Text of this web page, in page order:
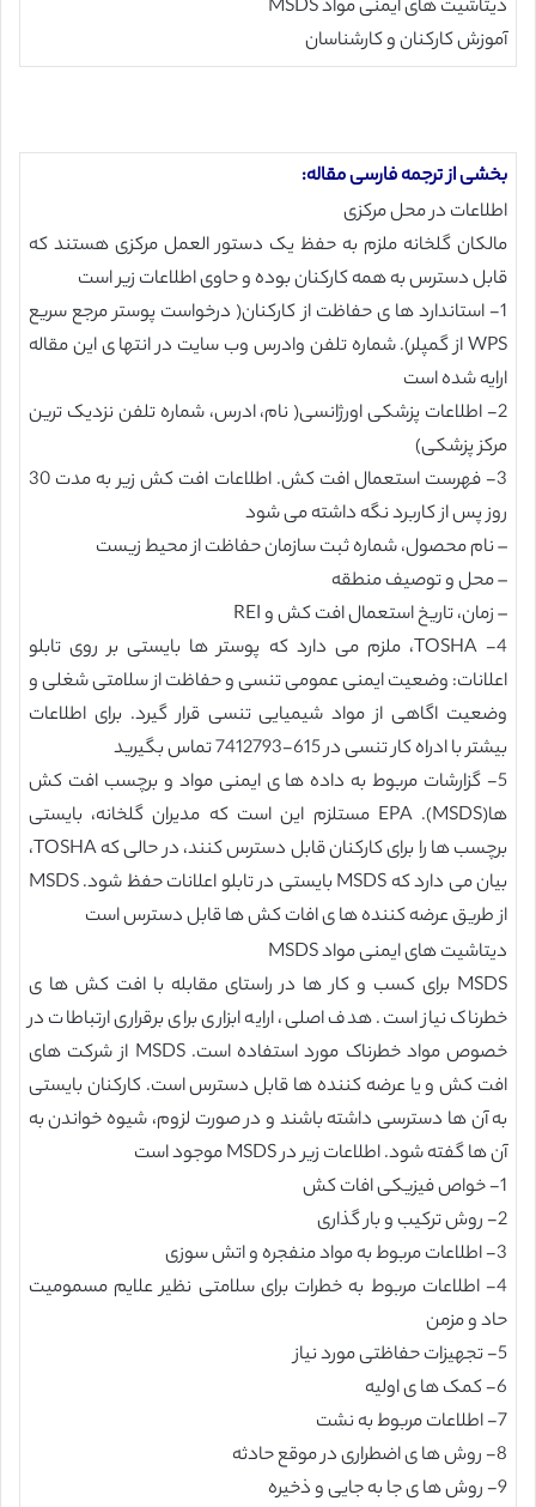
دیتاشیت های ایمنی مواد MSDS
آموزش کارکنان و کارشناسان
بخشی از ترجمه فارسی مقاله:
اطلاعات در محل مرکزی
مالکان گلخانه ملزم به حفظ یک دستور العمل مرکزی هستند که
قابل دسترس به همه کارکنان بوده و حاوی اطلاعات زیر است
1- استاندارد ها ی حفاظت از کارکنان( درخواست پوستر مرجع سریع
WPS از گمپلر). شماره تلفن وادرس وب سایت در انتها ی این مقاله
ارایه شده است
2- اطلاعات پزشکی اورژانسی( نام، ادرس، شماره تلفن نزدیک ترین
مرکز پزشکی)
3- فهرست استعمال افت کش. اطلاعات افت کش زیر به مدت 30
روز پس از کاربرد نگه داشته می شود
– نام محصول، شماره ثبت سازمان حفاظت از محیط زیست
– محل و توصیف منطقه
– زمان، تاریخ استعمال افت کش و REI
4- TOSHA، ملزم می دارد که پوستر ها بایستی بر روی تابلو
اعلانات: وضعیت ایمنی عمومی تنسی و حفاظت از سلامتی شغلی و
وضعیت اگاهی از مواد شیمیایی تنسی قرار گیرد. برای اطلاعات
بیشتر با ادراه کار تنسی در 615-7412793 تماس بگیرید
5- گزارشات مربوط به داده ها ی ایمنی مواد و برچسب افت کش
ها(MSDS). EPA مستلزم این است که مدیران گلخانه، بایستی
برچسب ها را برای کارکنان قابل دسترس کنند، در حالی که TOSHA،
بیان می دارد که MSDS بایستی در تابلو اعلانات حفظ شود. MSDS
از طریق عرضه کننده ها ی افات کش ها قابل دسترس است
دیتاشیت های ایمنی مواد MSDS
MSDS برای کسب و کار ها در راستای مقابله با افت کش ها ی
خطرناک نیاز است. هدف اصلی، ارایه ابزاری برای برقراری ارتباطات در
خصوص مواد خطرناک مورد استفاده است. MSDS از شرکت های
افت کش و یا عرضه کننده ها قابل دسترس است. کارکنان بایستی
به آن ها دسترسی داشته باشند و در صورت لزوم، شیوه خواندن به
آن ها گفته شود. اطلاعات زیر در MSDS موجود است
1- خواص فیزیکی افات کش
2- روش ترکیب و بار گذاری
3- اطلاعات مربوط به مواد منفجره و اتش سوزی
4- اطلاعات مربوط به خطرات برای سلامتی نظیر علایم مسمومیت
حاد و مزمن
5- تجهیزات حفاظتی مورد نیاز
6- کمک ها ی اولیه
7- اطلاعات مربوط به نشت
8- روش ها ی اضطراری در موقع حادثه
9- روش ها ی جا به جایی و ذخیره